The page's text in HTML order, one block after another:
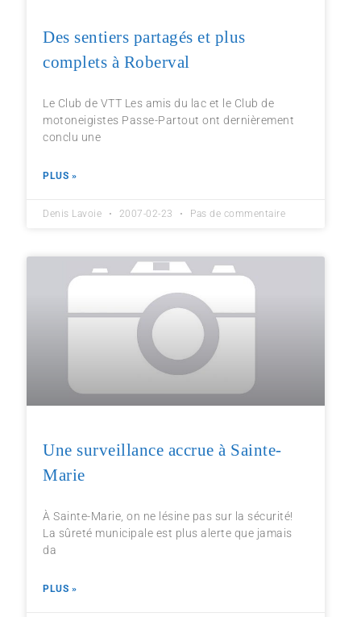
Des sentiers partagés et plus
complets à Roberval
Le Club de VTT Les amis du lac et le Club de
motoneigistes Passe-Partout ont dernièrement
conclu une
PLUS »
Denis Lavoie 2007-02-23 Pas de commentaire
Une surveillance accrue à Sainte-
Marie
À Sainte-Marie, on ne lésine pas sur la sécurité!
La sûreté municipale est plus alerte que jamais
da
PLUS »